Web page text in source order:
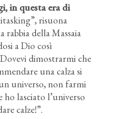
in questa era di
risuona
rabbia della Massaia
a Dio così
dimostrarmi che
una calza si
universo, non farmi
ho lasciato l’universo
calze!”.